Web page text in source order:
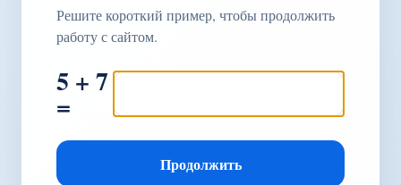
Решите короткий пример, чтобы продолжить
работу с сайтом.
5 + 7
=
Продолжить